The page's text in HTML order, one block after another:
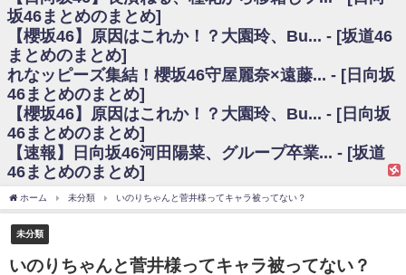
日向坂46まとめのまとめ / 【元日向坂46】この卒業生、めちゃくちゃテレ
ビで見かけるな
欅坂/日向坂46まとめのまとめ / 【櫻坂46】リアルミーグリであの販売も！
『Make or Break』オフィシャルグッズ解禁
乃木坂46アンテナ / 【櫻坂46】ミーグリで喧嘩！？山下瞳月、これはマジ
ギレしてる
乃木坂あんてな ～乃木坂46・欅坂46・日向坂46のニュース・情報・話題
をピックアップ / れなッピーズ集結！櫻坂46守屋麗奈×遠藤理子、8/6「ラヴィ
ット！」水曜スタジオ出演決定
日向坂46まとめのまとめ / 【日向坂46】富田鈴花、次の事務所が決まって
そう！？
日向坂46まとめのまとめ / 【日向坂46】富田鈴花、次の事務所が決まって
そう！？
ハ！』ミーグリ日程がこちら
乃木坂あんてな ～乃木坂46・欅坂46・日向坂46のニュース・情報・話題
をピックアップ / 日向坂46卒業後初共演！佐々木久美さん、師匠オードリー若
坂46まとめのまとめ]
【櫻坂46】原因はこれか！？大園玲、Bu... - [坂道46
まとめのまとめ]
れなッピーズ集結！櫻坂46守屋麗奈×遠藤... - [日向坂
46まとめのまとめ]
【櫻坂46】原因はこれか！？大園玲、Bu... - [日向坂
46まとめのまとめ]
【速報】日向坂46河田陽菜、グループ卒業... - [坂道
46まとめのまとめ]
ホーム 未分類 いのりちゃんと菅井様ってキャラ被ってない？
未分類
いのりちゃんと菅井様ってキャラ被ってない？